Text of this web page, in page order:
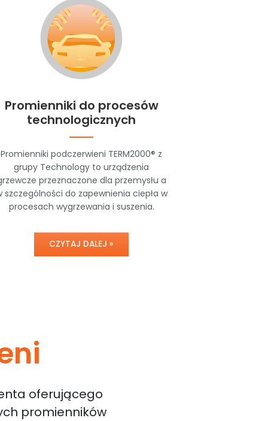
Promienniki do procesów
technologicznych
Promienniki podczerwieni TERM2000® z
grupy Technology to urządzenia
przeznaczone dla przemysłu a
szczególności do zapewnienia ciepła w
procesach wygrzewania i suszenia.
CZYTAJ DALEJ »
oferującego
promienników